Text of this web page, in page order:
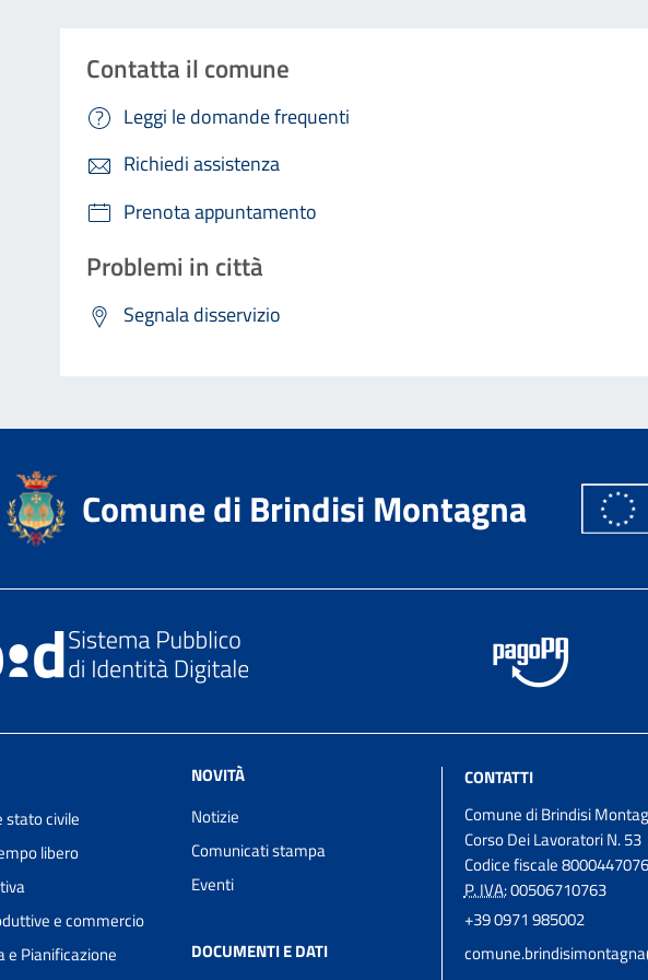
Contatta il comune
Leggi le domande frequenti
Richiedi assistenza
Prenota appuntamento
Problemi in città
Segnala disservizio
Comune di Brindisi Montagna
stato civile
libero
e commercio
e Pianificazione
NOVITÀ
Notizie
Comunicati stampa
Eventi
DOCUMENTI E DATI
CONTATTI
Comune di Brindisi
Corso Dei Lavoratori N. 53
Codice fiscale
P. IVA:00506710763
+39 0971 985002